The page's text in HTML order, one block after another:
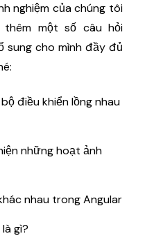
nghiệm của chúng tôi
một số câu hỏi
cho mình đầy đủ
điều khiển lồng nhau
những hoạt ảnh
nhau trong Angular
gì?